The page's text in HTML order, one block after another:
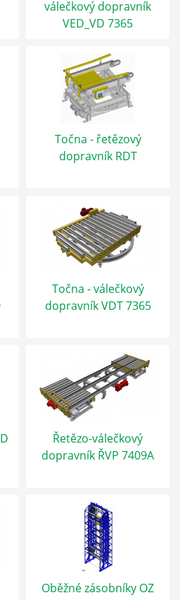
válečkový dopravník
VED_VD 7365
Točna - řetězový
dopravník RDT
Točna - válečkový
dopravník VDT 7365
Řetězo-válečkový
dopravník ŘVP 7409A
Oběžné zásobníky OZ